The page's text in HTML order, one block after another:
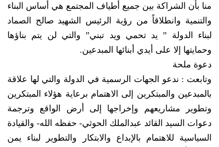
منا بأن الشراكة بين جميع أطياف المجتمع هي أساس البناء
والتنمية وانطلاقاً من رؤية الرئيس الشهيد صالح الصماد
لبناء الدولة ” يد تحمي ويد تبني” والتي لن يتم بناؤها
وحمايتها إلا على أيدي أبنائها المبدعين.
دعوة ملحة
وتابعت : ندعو الجهات الرسمية في الدولة والتي لها علاقة
بالمبدعين والمبتكرين إلى الاهتمام برعاية هؤلاء المبتكرين
وتطوير مشاريعهم وإخراجها إلى أرض الواقع وترجمة
دعوات السيد القائد عبدالملك الحوثي- حفظه الله- والقيادة
السياسية للاهتمام بالإبداع والابتكار والتطوير لبناء يمن